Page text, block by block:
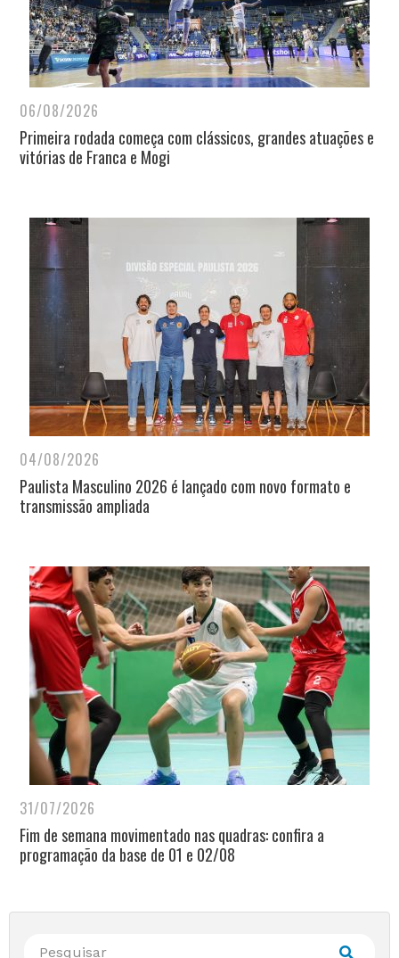
06/08/2026
Primeira rodada começa com clássicos, grandes atuações e
vitórias de Franca e Mogi
04/08/2026
Paulista Masculino 2026 é lançado com novo formato e
transmissão ampliada
31/07/2026
Fim de semana movimentado nas quadras: confira a
programação da base de 01 e 02/08